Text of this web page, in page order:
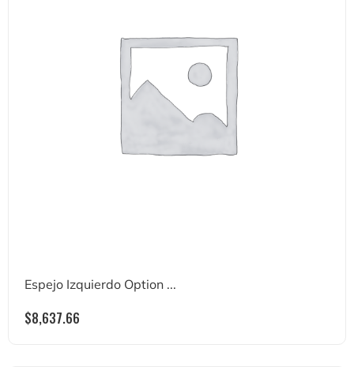
Espejo Izquierdo Option ...
$8,637.66